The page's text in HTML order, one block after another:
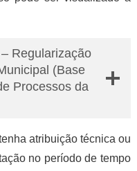
Regularização
(Base
Processos da
atribuição técnica ou
no período de tempo